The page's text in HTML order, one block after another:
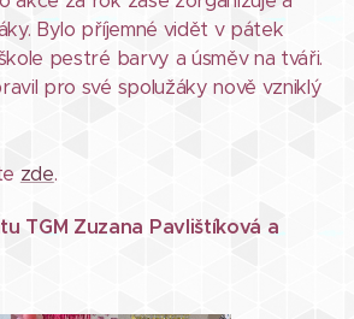
Bylo příjemné vidět v pátek
pestré barvy a úsměv na tváři.
pro své spolužáky nově vzniklý
zde.
TGM Zuzana Pavlištíková a